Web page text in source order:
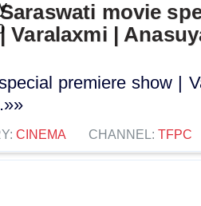
Saraswati movie
| Varalaxmi |
premiere show |
CINEMA CHANNEL: TFPC